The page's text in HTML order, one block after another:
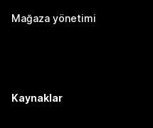
Mağaza yönetimi
Kaynaklar